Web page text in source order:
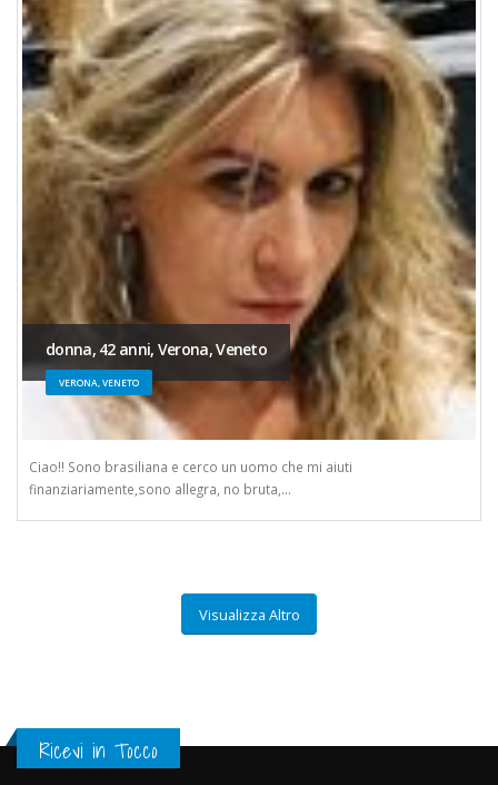
donna, 42 anni, Verona, Veneto
VERONA, VENETO
Ciao!! Sono brasiliana e cerco un uomo che mi aiuti
finanziariamente,sono allegra, no bruta,...
Visualizza Altro
Ricevi in Tocco